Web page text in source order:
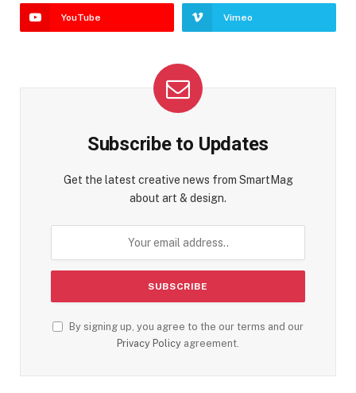
YouTube Vimeo
Subscribe to Updates
Get the latest creative news from SmartMag
about art & design.
By signing up, you agree to the our terms and our
Privacy Policy agreement.